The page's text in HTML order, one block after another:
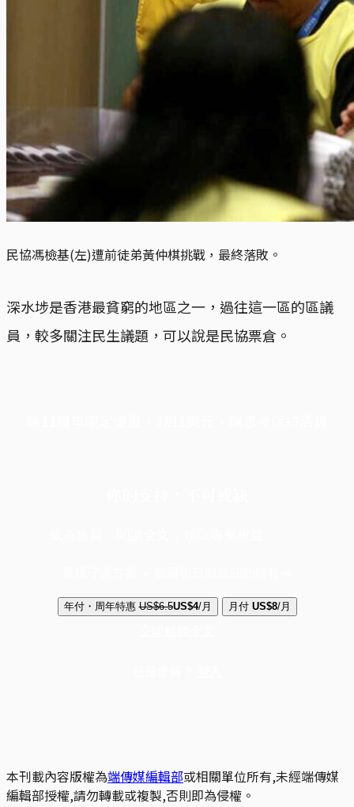
民協馮檢基(左)遭前徒弟黃仲棋挑戰，最終落敗。
深水埗是香港最貧窮的地區之一，過往這一區的區議
員，較多關注民生議題，可以說是民協票倉。
年付・周年特惠 US$6.5US$4/月 月付 US$8/月
本刊載內容版權為端傳媒編輯部或相關單位所有,未經端傳媒
編輯部授權,請勿轉載或複製,否則即為侵權。